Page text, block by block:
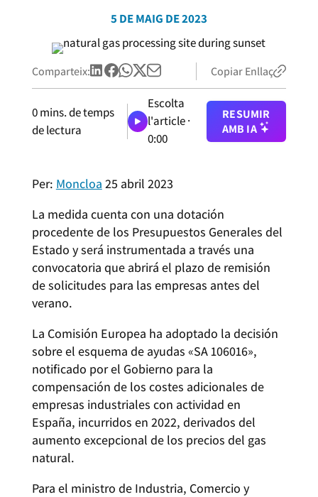
5 DE MAIG DE 2023
Comparteix: Copiar Enllaç
0mins. de temps
de lectura
Escolta
l'article ·
0:00
RESUMIR
AMB IA
Per: Moncloa 25 abril 2023
La medida cuenta con una dotación
procedente de los Presupuestos Generales del
Estado y será instrumentada a través una
convocatoria que abrirá el plazo de remisión
de solicitudes para las empresas antes del
verano.
La Comisión Europea ha adoptado la decisión
sobre el esquema de ayudas «SA 106016»,
notificado por el Gobierno para la
compensación de los costes adicionales de
empresas industriales con actividad en
España, incurridos en 2022, derivados del
aumento excepcional de los precios del gas
natural.
Para el ministro de Industria, Comercio y